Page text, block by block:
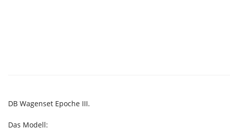
DB Wagenset Epoche III.
Das Modell: